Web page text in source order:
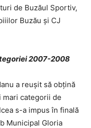
de Buzăul Sportiv,
Buzău și CJ
2007-2008
a reușit să obțină
mari categorii de
s-a impus în finală
Municipal Gloria